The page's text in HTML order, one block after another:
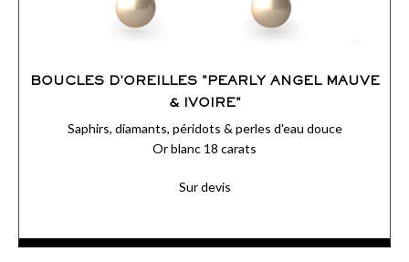
BOUCLES D'OREILLES "PEARLY ANGEL MAUVE
& IVOIRE"
Saphirs, diamants, péridots & perles d'eau douce
Or blanc 18 carats
Sur devis
Sur une tige en or blanc s’articulent des perles à la nacre